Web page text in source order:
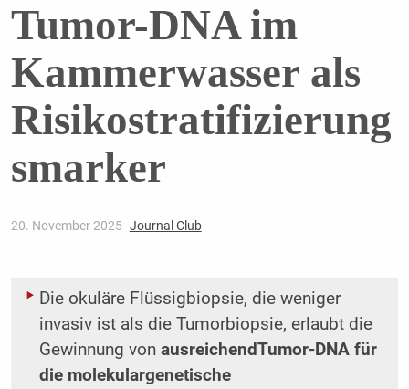
Tumor-DNA im
Kammerwasser als
Risikostratifizierung
smarker
20. November 2025 Journal Club
Die okuläre Flüssigbiopsie, die weniger
invasiv ist als die Tumorbiopsie, erlaubt die
Gewinnung von ausreichendTumor-DNA für
die molekulargenetische